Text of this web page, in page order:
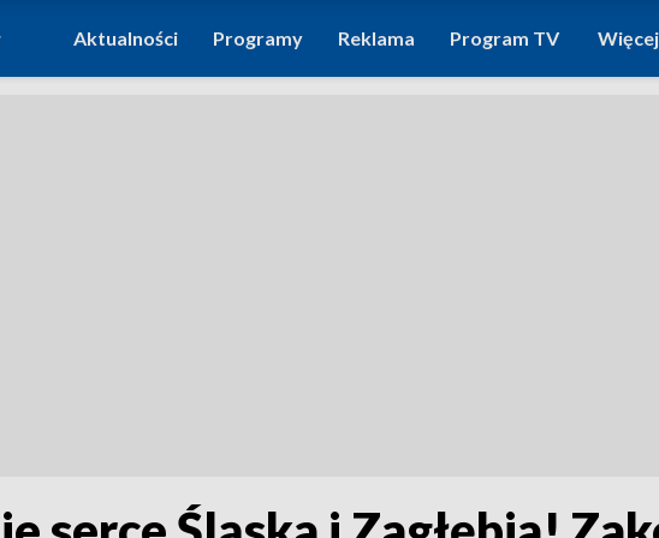
DO
Aktualności Programy Reklama Program TV Więcej